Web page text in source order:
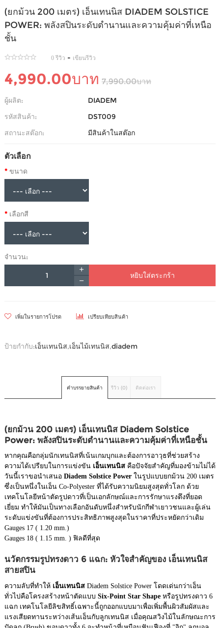
(ยกม้วน 200 เมตร) เอ็นเทนนิส DIADEM SOLSTICE
POWER: พลังสปินระดับตำนานและความคุ้มค่าที่เหนือ
ชั้น
0 รีวิว - เขียนรีวิว
4,990.00บาท 7,990.00บาท
ผู้ผลิต:
DIADEM
รหัสสินค้า:
DST009
สถานะสต๊อก:
มีสินค้าในสต๊อก
ตัวเลือก
ขนาด
เลือกสี
จำนวน:
หยิบใส่ตระกร้า
เพิ่มในรายการโปรด เปรียบเทียบสินค้า
ป้ายกำกับ:เอ็นเทนนิส,เอ็นไม้เทนนิส,diadem
คำบรรยายสินค้า รีวิว (0) ติดต่อเรา
(ยกม้วน 200 เมตร) เอ็นเทนนิส Diadem Solstice
Power: พลังสปินระดับตำนานและความคุ้มค่าที่เหนือชั้น
หากคุณคือกลุ่มนักเทนนิสที่เน้นเกมบุกและต้องการอาวุธที่ช่วยสร้าง
ความได้เปรียบในการแข่งขัน เอ็นเทนนิส คือปัจจัยสำคัญที่มองข้ามไม่ได้
วันนี้เราขอนำเสนอ Diadem Solstice Power ในรูปแบบยกม้วน 200 เมตร
ซึ่งเป็นหนึ่งในเอ็น Co-Polyester ที่ได้รับความนิยมสูงสุดทั่วโลก ด้วย
เทคโนโลยีหน้าตัดรูปดาวที่เป็นเอกลักษณ์และการรักษาแรงตึงที่ยอด
เยี่ยม ทำให้มันเป็นทางเลือกอันดับหนึ่งสำหรับนักกีฬาเยาวชนและผู้เล่น
ระดับแข่งขันที่ต้องการประสิทธิภาพสูงสุดในราคาที่ประหยัดกว่าเดิม
Gauges 17 ( 1.20 mm.)
Gauges 18 ( 1.15 mm. ) ฟิลดีที่สุด
นวัตกรรมรูปทรงดาว 6 แฉก: หัวใจสำคัญของ เอ็นเทนนิส
สายสปิน
ความลับที่ทำให้ เอ็นเทนนิส Diadem Solstice Power โดดเด่นกว่าเอ็น
ทั่วไปคือโครงสร้างหน้าตัดแบบ Six-Point Star Shape หรือรูปทรงดาว 6
แฉก เทคโนโลยีลิขสิทธิ์เฉพาะนี้ถูกออกแบบมาเพื่อเพิ่มพื้นผิวสัมผัสและ
แรงเสียดทานระหว่างเส้นเอ็นกับลูกเทนนิส เมื่อคุณสวิงไม้ในลักษณะการ